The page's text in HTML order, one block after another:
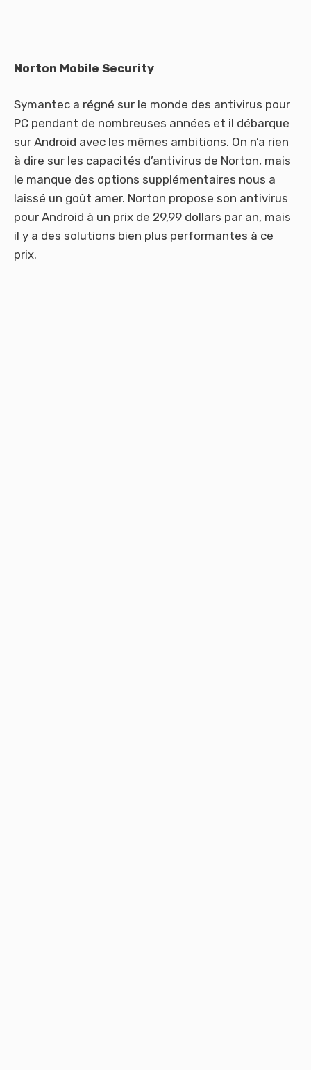
Norton Mobile Security
Symantec a régné sur le monde des antivirus pour
PC pendant de nombreuses années et il débarque
sur Android avec les mêmes ambitions. On n’a rien
à dire sur les capacités d’antivirus de Norton, mais
le manque des options supplémentaires nous a
laissé un goût amer. Norton propose son antivirus
pour Android à un prix de 29,99 dollars par an, mais
il y a des solutions bien plus performantes à ce
prix.